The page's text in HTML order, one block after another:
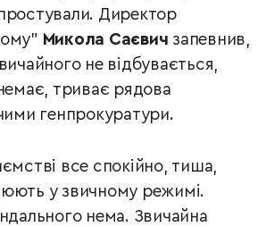
Директор
Микола Саєвич запевнив,
не відбувається,
триває рядова
генпрокуратури.
все спокійно, тиша,
у звичному режимі.
нема. Звичайна